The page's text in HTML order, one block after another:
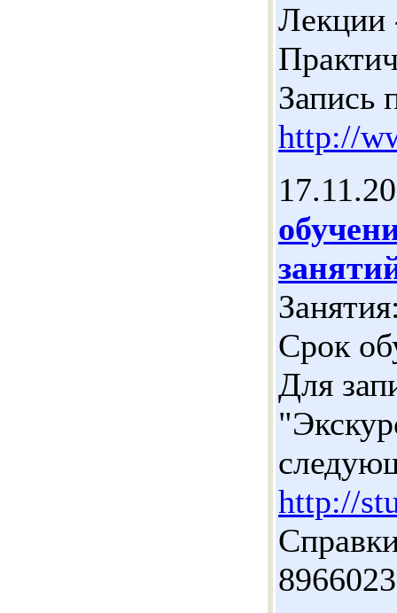
Лекции
Запись
http://
Срок
Для
http://